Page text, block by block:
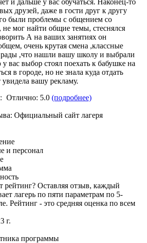
друзей, даже в гости друг к другу
были проблемы с общением со
не мог найти общие темы, стеснялся
А на ваших занятиях он
очень крутая смена ,классные
,что нашли вашу школу и выбрали
вас выбор стоял поехать к бабушке на
в городе, но не знала куда отдать
увидела вашу рекламу.
Отлично: 5.0 (подробнее)
Официальный сайт лагеря
и персонал
рейтинг? Оставляя отзыв, каждый
лагерь по пяти параметрам по 5-
Рейтинг - это средняя оценка по всем
г.
программы